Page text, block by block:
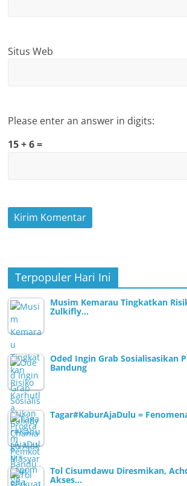
Situs Web
Please enter an answer in digits:
15 + 6 =
Terpopuler Hari Ini
Musim Kemarau Tingkatkan
Zulkifly…
Oded Ingin Grab Sosialisasikan
Bandung
Tagar#KaburAjaDulu =
Tol Cisumdawu Diresmikan,
Akses…